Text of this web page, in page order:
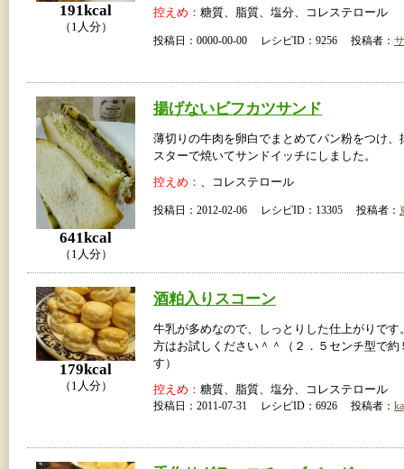
191kcal
（1人分）
控えめ： 糖質、脂質、塩分、コレステロール
投稿日：0000-00-00 レシピID：9256 投稿者：
641kcal
（1人分）
揚げないビフカツサンド
薄切りの牛肉を卵白でまとめてパン粉をつけ、
スターで焼いてサンドイッチにしました。
控えめ： 、コレステロール
投稿日：2012-02-06 レシピID：13305 投稿者：
179kcal
（1人分）
酒粕入りスコーン
牛乳が多めなので、しっとりした仕上がりです
方はお試しください＾＾（２．５センチ型で約
す）
控えめ： 糖質、脂質、塩分、コレステロール
投稿日：2011-07-31 レシピID：6926 投稿者：